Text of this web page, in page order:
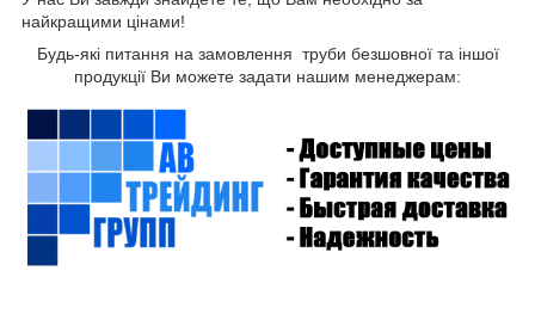
найкращими цінами!
Будь-які питання на замовлення труби безшовної та іншої
продукції Ви можете задати нашим менеджерам: